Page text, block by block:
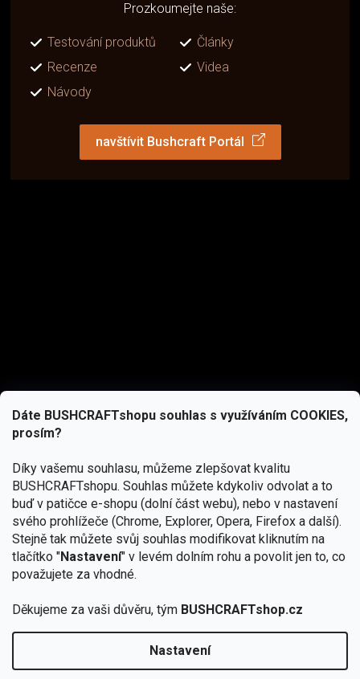
Dáte BUSHCRAFTshopu souhlas s využíváním COOKIES,
prosím?
Díky vašemu souhlasu, můžeme zlepšovat kvalitu
BUSHCRAFTshopu. Souhlas můžete kdykoliv odvolat a to
buď v patičce e-shopu (dolní část webu), nebo v nastavení
svého prohlížeče (Chrome, Explorer, Opera, Firefox a další).
Stejně tak můžete svůj souhlas modifikovat kliknutím na
tlačítko "Nastavení" v levém dolním rohu a povolit jen to, co
považujete za vhodné.
Děkujeme za vaši důvěru, tým BUSHCRAFTshop.cz
Nastavení
Prozkoumejte naše:
Testování produktů
Články
Recenze
Videa
Návody
navštívit Bushcraft Portál
podmínkami ochrany osobních údajů
Copyright 2026BUSHCRAFTshop.cz. Všechna práva